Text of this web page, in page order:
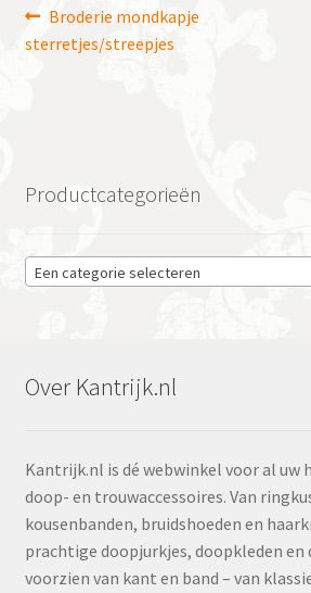
Bericht
navigatie
Vorig
bericht:
Broderie mondkapje
sterretjes/streepjes
Productcategorieën
Een categorie selecteren
Over Kantrijk.nl
Kantrijk.nl is dé webwinkel voor al uw
doop- en trouwaccessoires. Van
kousenbanden, bruidshoeden en
prachtige doopjurkjes, doopkleden en
voorzien van kant en band – van